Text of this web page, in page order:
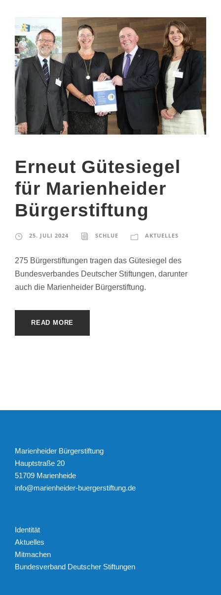
Erneut Gütesiegel
für Marienheider
Bürgerstiftung
25. JULI 2024 SCHLUE AKTUELLES
275 Bürgerstiftungen tragen das Gütesiegel des
Bundesverbandes Deutscher Stiftungen, darunter
auch die Marienheider Bürgerstiftung.
READ MORE
Marienheider Bürgerstiftung
Hauptstraße 20
51709 Marienheide
info@marienheider-buergerstiftung.de
Identität
Aktuelles
Mitmachen
Bundesverband Deutscher Stiftungen